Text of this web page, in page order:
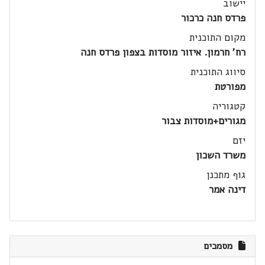
יישוב
פרדס חנה כרכור
מקום התוכנית
רח' חרמון. איזור מוסדות בצפון פרדס חנה
סיווג התוכנית
מפורטת
קטגוריה
מגורים+מוסדות צבור
יזם
משרד השכון
גוף מתכנן
דינה אמר
מסמכים